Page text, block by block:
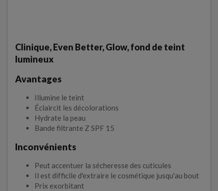
Clinique, Even Better, Glow, fond de teint
lumineux
Avantages
Illumine le teint
Éclaircit les décolorations
Hydrate la peau
Bande filtrante Z SPF 15
Inconvénients
Peut accentuer la sécheresse des cuticules
Il est difficile d'extraire le cosmétique jusqu'au bout
Prix exorbitant